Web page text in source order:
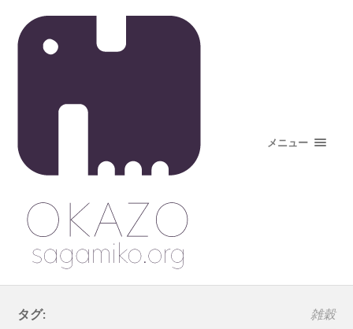
メニュー
タグ: 雑穀